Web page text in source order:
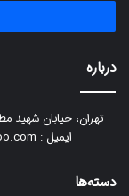
درباره
ایمیل : top3designer@yahoo.com تماس : 09131846330
دسته‌ها